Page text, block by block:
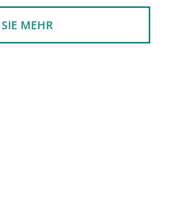
MEHR